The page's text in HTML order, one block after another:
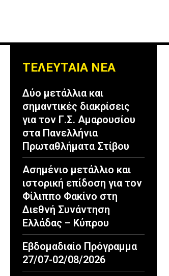
ΤΕΛΕΥΤΑΙΑ ΝΕΑ
Δύο μετάλλια και
σημαντικές διακρίσεις
για τον Γ.Σ. Αμαρουσίου
στα Πανελλήνια
Πρωταθλήματα Στίβου
Ασημένιο μετάλλιο και
ιστορική επίδοση για τον
Φίλιππο Φακίνο στη
Διεθνή Συνάντηση
Ελλάδας – Κύπρου
Εβδομαδιαίο Πρόγραμμα
27/07-02/08/2026